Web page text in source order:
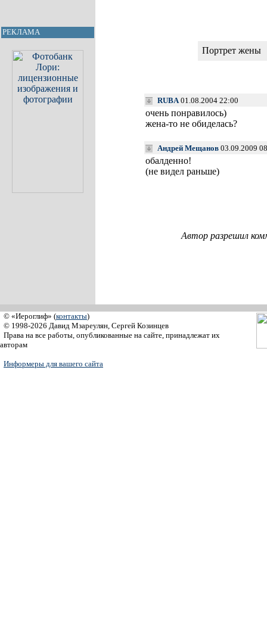
РЕКЛАМА
Портрет жены
RUBA01.08.2004 22:00
очень понравилось)
жена-то не обиделась?
Андрей Мещанов 03.09.2009
обалденно!
(не видел раньше)
Автор разрешил
© «Иероглиф» (контакты)
© 1998-2026 Давид Мзареулян, Сергей Козинцев
Права на все работы, опубликованные на сайте, принадлежат их
авторам
Информеры для вашего сайта